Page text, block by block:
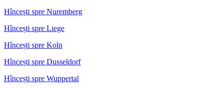
Hîncești spre Nuremberg
Hîncești spre Liege
Hîncești spre Koln
Hîncești spre Dusseldorf
Hîncești spre Wuppertal